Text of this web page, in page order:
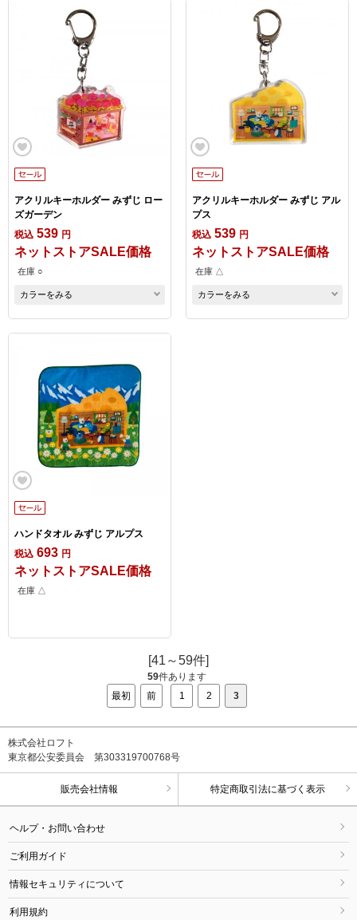
アクリルキーホルダー みずじ ロー
ズガーデン
税込 539 円
ネットストアSALE価格
在庫 ○
カラーをみる
アクリルキーホルダー みずじ アル
プス
税込 539 円
ネットストアSALE価格
在庫 △
カラーをみる
ハンドタオル みずじ アルプス
税込 693 円
ネットストアSALE価格
在庫 △
[41～59件]
59件あります
最初
前 1 2 3
株式会社ロフト
東京都公安委員会 第303319700768号
販売会社情報 特定商取引法に基づく表示
ヘルプ・お問い合わせ
ご利用ガイド
情報セキュリティについて
利用規約